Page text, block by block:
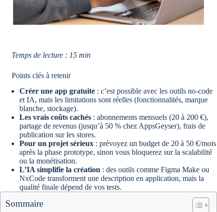
Temps de lecture : 15 min
Points clés à retenir
Créer une app gratuite : c’est possible avec les outils no-code
et IA, mais les limitations sont réelles (fonctionnalités, marque
blanche, stockage).
Les vrais coûts cachés : abonnements mensuels (20 à 200 €),
partage de revenus (jusqu’à 50 % chez AppsGeyser), frais de
publication sur les stores.
Pour un projet sérieux : prévoyez un budget de 20 à 50 €/mois
après la phase prototype, sinon vous bloquerez sur la scalabilité
ou la monétisation.
L’IA simplifie la création : des outils comme Figma Make ou
NxCode transforment une description en application, mais la
qualité finale dépend de vos tests.
Sommaire